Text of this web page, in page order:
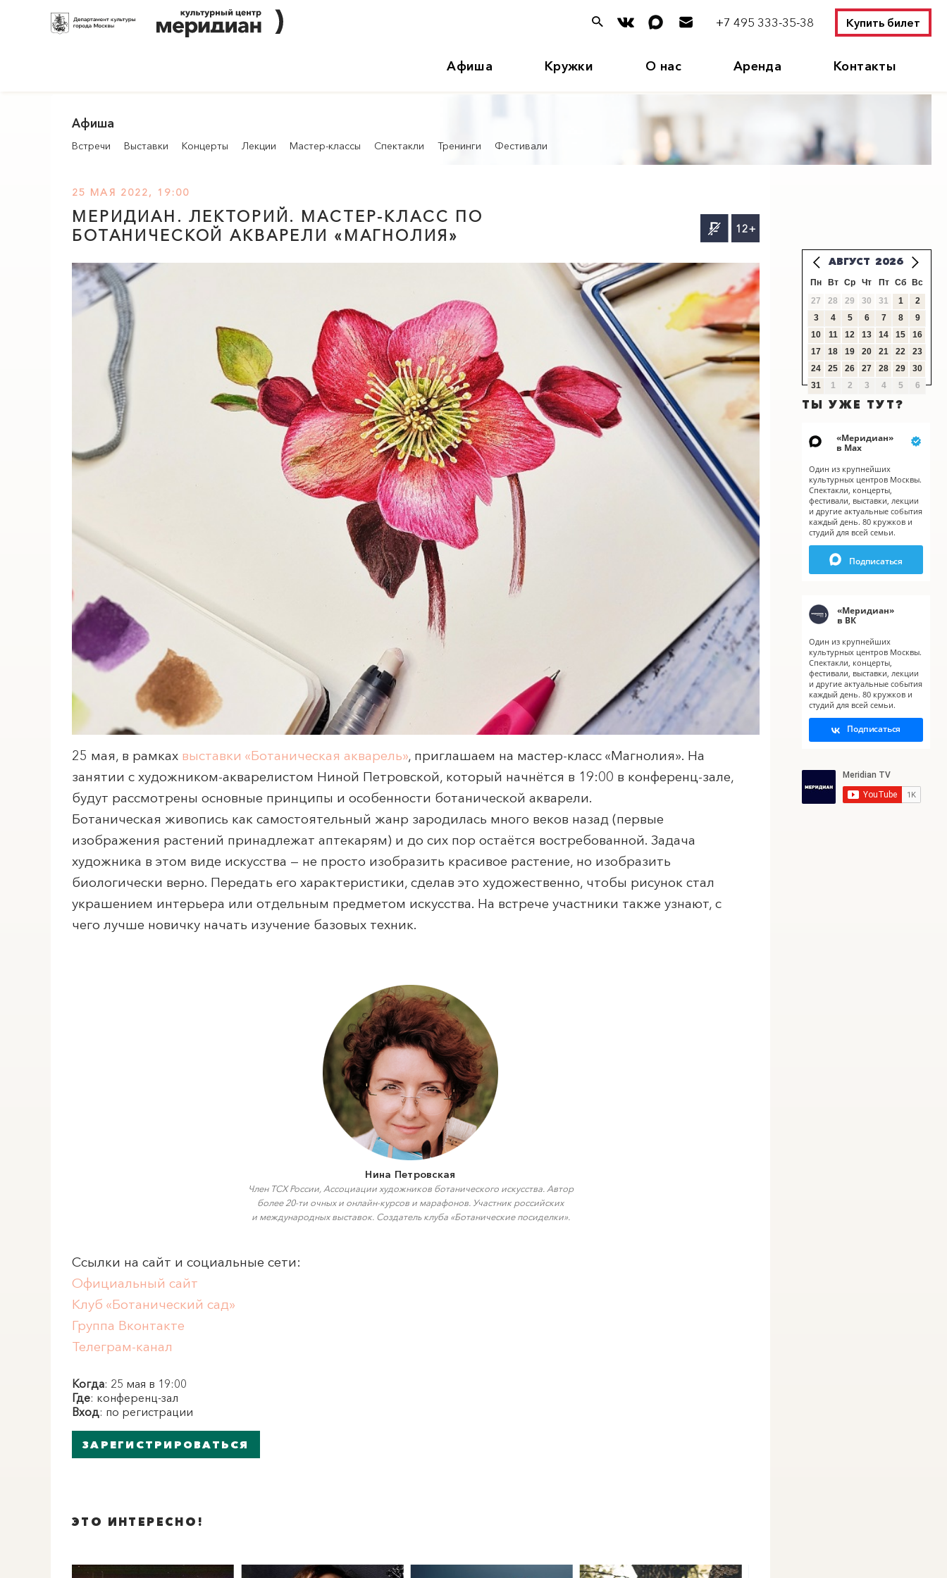
+7 495 333-35-38 Купить билет
Афиша Кружки О нас Аренда Контакты
ПОИСК ПО МЕРОПРИЯТИЯМ
Афиша
Встречи Выставки Концерты Лекции Мастер-классы Спектакли Тренинги Фестивали
25 МАЯ 2022, 19:00
МЕРИДИАН . ЛЕКТОРИЙ. МАСТЕР-КЛАСС ПО
БОТАНИЧЕСКОЙ АКВАРЕЛИ «МАГНОЛИЯ»
25 мая, в рамках выставки «Ботаническая акварель», приглашаем на мастер-класс «Магнолия». На
занятии с художником-акварелистом Ниной Петровской, который начнётся в 19:00 в конференц-зале,
будут рассмотрены основные принципы и особенности ботанической акварели.
Ботаническая живопись как самостоятельный жанр зародилась много веков назад (первые
изображения растений принадлежат аптекарям) и до сих пор остаётся востребованной. Задача
художника в этом виде искусства — не просто изобразить красивое растение, но изобразить
биологически верно. Передать его характеристики, сделав это художественно, чтобы рисунок стал
украшением интерьера или отдельным предметом искусства. На встрече участники также узнают, с
чего лучше новичку начать изучение базовых техник.
Нина Петровская
Член ТСХ России, Ассоциации художников ботанического искусства. Автор
более 20-ти очных и онлайн-курсов и марафонов. Участник российских
и международных выставок. Создатель клуба «Ботанические посиделки».
Ссылки на сайт и социальные сети:
Официальный сайт
Клуб «Ботанический сад»
Группа Вконтакте
Телеграм-канал
Когда: 25 мая в 19:00
Где: конференц-зал
Вход: по регистрации
ЗАРЕГИСТРИРОВАТЬСЯ
12+
ЭТО ИНТЕРЕСНО!
АВГУСТ 2026
Пн Вт Ср Чт Пт Сб
Вс
27
28 29 30 31 1
2
3
4 5 6 7 8
9
10
11 12 13 14 15
16
17
18 19 20 21 22
23
24
25 26 27 28 29
30
31
1 2 3 4 5 6
ТЫ УЖЕ ТУТ?
«Меридиан»
в Мах
Один из крупнейших
культурных центров Москвы.
Спектакли, концерты,
фестивали, выставки, лекции
и другие актуальные события
каждый день. 80 кружков и
студий для всей семьи.
Подписаться
«Меридиан»
в ВК
Один из крупнейших
культурных центров Москвы.
Спектакли, концерты,
фестивали, выставки, лекции
и другие актуальные события
каждый день. 80 кружков и
студий для всей семьи.
Подписаться